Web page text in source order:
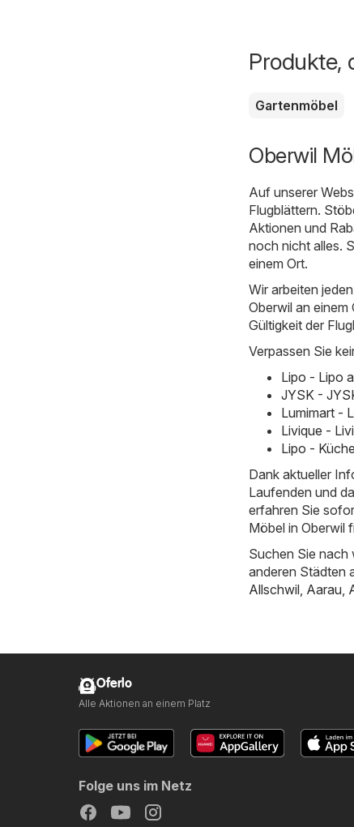
Produkte,
Gartenmöbel
Oberwil
Auf unserer
Flugblättern.
Aktionen und
noch nicht alles.
einem Ort.
Wir arbeiten
Oberwil an einem
Gültigkeit der
Verpassen Sie
Lipo - Lipo
JYSK -
Lumimart -
Livique -
Lipo -
Dank aktueller
Laufenden und
erfahren Sie
Möbel in Oberwil
Suchen Sie nach
anderen Städten
Allschwil Aarau
Oferlo
Alle Aktionen an einem Platz
Folge uns im Netz